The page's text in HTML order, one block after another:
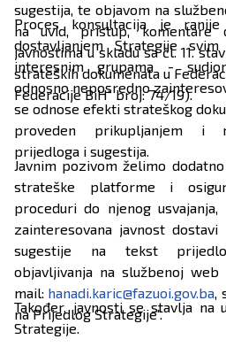
sugestija, te objavom na
na uvid, pristup, komentare
javnostima u skladu sa čl. 11.
strateških dokumenata u
Federacije BiH“ broj: 74/19).
Proces konsultacija je
dostavljanjem Strategije
interesnim grupama -
odnosno neposredno
se odnose efekti strateškog
proveden prikupljanjem i
prijedloga i sugestija.
Javnim pozivom želimo
strateške platforme i
proceduri do njenog
zainteresovana javnost
sugestije na tekst
objavljivanja na službenoj web
mail: hanadi.karic@fazuoi.gov.ba,
na Prijedlog Strategije".
Također, javnosti se stavlja na
Strategije.